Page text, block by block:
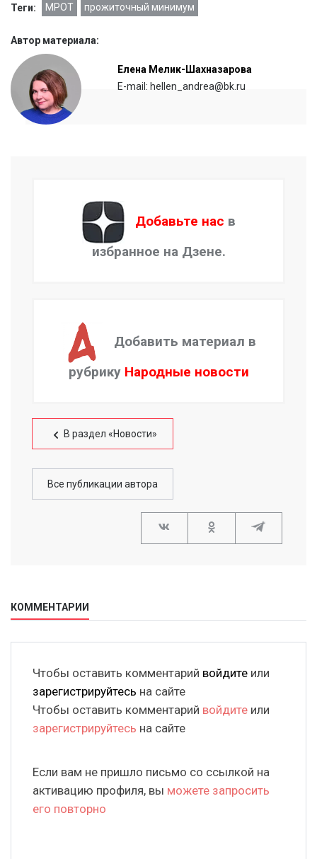
Теги: МРОТ прожиточный минимум
Автор материала:
Елена Мелик-Шахназарова
E-mail: hellen_andrea@bk.ru
Добавьте нас в
избранное на Дзене.
Добавить материал в
рубрику Народные новости
В раздел «Новости»
Все публикации автора
КОММЕНТАРИИ
Чтобы оставить комментарий войдите или
зарегистрируйтесь на сайте
Чтобы оставить комментарий войдите или
зарегистрируйтесь на сайте
Если вам не пришло письмо со ссылкой на
активацию профиля, вы можете запросить
его повторно